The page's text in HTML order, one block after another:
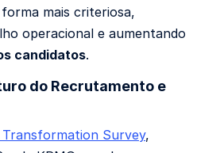
mais criteriosa,
operacional e aumentando
candidatos.
do Recrutamento e
Survey,